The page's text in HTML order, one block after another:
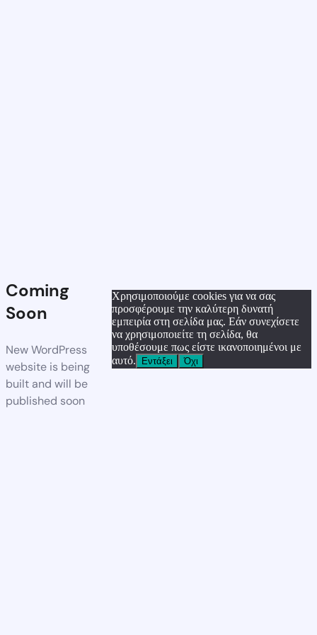
Coming
Soon
New WordPress
website is being
built and will be
published soon
Χρησιμοποιούμε cookies για να σας
προσφέρουμε την καλύτερη δυνατή
εμπειρία στη σελίδα μας. Εάν συνεχίσετε
να χρησιμοποιείτε τη σελίδα, θα
υποθέσουμε πως είστε ικανοποιημένοι με
αυτό.
Εντάξει Όχι